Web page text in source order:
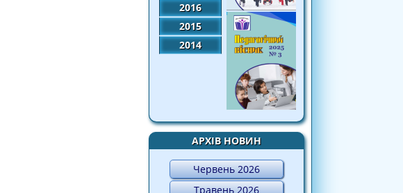
2016
2015
2014
АРХІВ НОВИН
Червень 2026
Травень 2026